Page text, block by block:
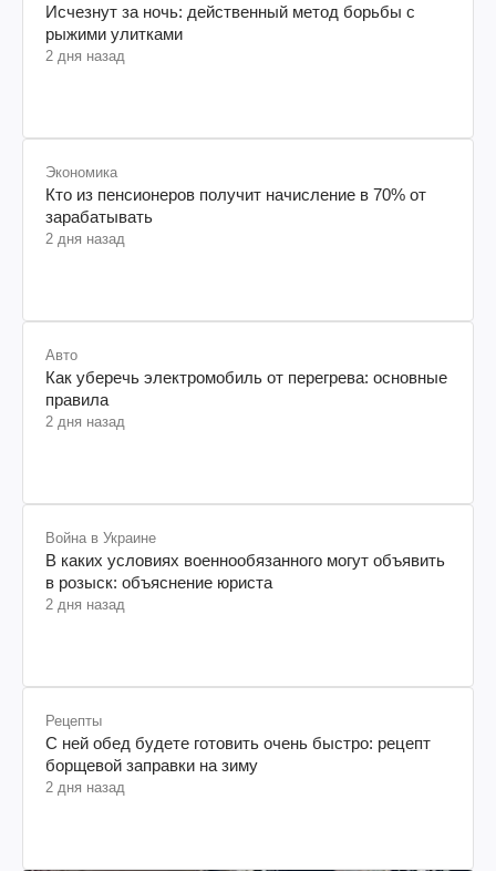
Исчезнут за ночь: действенный метод борьбы с
рыжими улитками
2 дня назад
Экономика
Кто из пенсионеров получит начисление в 70% от
зарабатывать
2 дня назад
Авто
Как уберечь электромобиль от перегрева: основные
правила
2 дня назад
Война в Украине
В каких условиях военнообязанного могут объявить
в розыск: объяснение юриста
2 дня назад
Рецепты
С ней обед будете готовить очень быстро: рецепт
борщевой заправки на зиму
2 дня назад